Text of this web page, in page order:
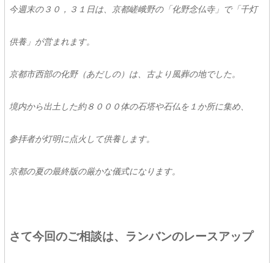
今週末の３０，３１日は、京都嵯峨野の「化野念仏寺」で「千灯
供養」が営まれます。
京都市西部の化野（あだしの）は、古より風葬の地でした。
境内から出土した約８０００体の石塔や石仏を１か所に集め、
参拝者が灯明に点火して供養します。
京都の夏の最終版の厳かな儀式になります。
さて今回のご相談は、ランバンのレースアップ